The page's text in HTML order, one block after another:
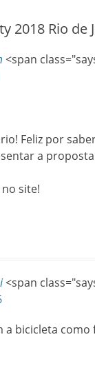
2018 Rio de
<span
Feliz por
a
site!
<span
a bicicleta